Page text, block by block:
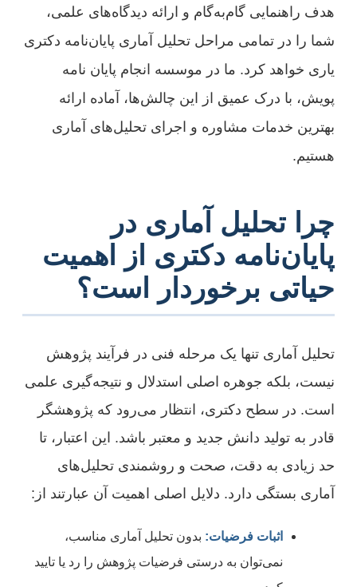
هدف راهنمایی گام‌به‌گام و ارائه دیدگاه‌های علمی،
شما را در تمامی مراحل تحلیل آماری پایان‌نامه دکتری
یاری خواهد کرد. ما در موسسه انجام پایان نامه
پویش، با درک عمیق از این چالش‌ها، آماده ارائه
بهترین خدمات مشاوره و اجرای تحلیل‌های آماری
هستیم.
چرا تحلیل آماری در
پایان‌نامه دکتری از اهمیت
حیاتی برخوردار است؟
تحلیل آماری تنها یک مرحله فنی در فرآیند پژوهش
نیست، بلکه جوهره اصلی استدلال و نتیجه‌گیری علمی
است. در سطح دکتری، انتظار می‌رود که پژوهشگر
قادر به تولید دانش جدید و معتبر باشد. این اعتبار، تا
حد زیادی به دقت، صحت و روشمندی تحلیل‌های
آماری بستگی دارد. دلایل اصلی اهمیت آن عبارتند از:
اثبات فرضیات: بدون تحلیل آماری مناسب،
نمی‌توان به درستی فرضیات پژوهش را رد یا تایید